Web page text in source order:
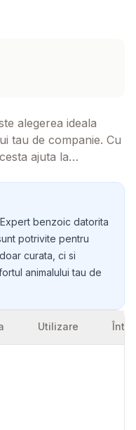
alegerea ideala
tau de companie. Cu
ajuta la
benzoic datorita
potrivite pentru
curata, ci si
animalului tau de
Utilizare